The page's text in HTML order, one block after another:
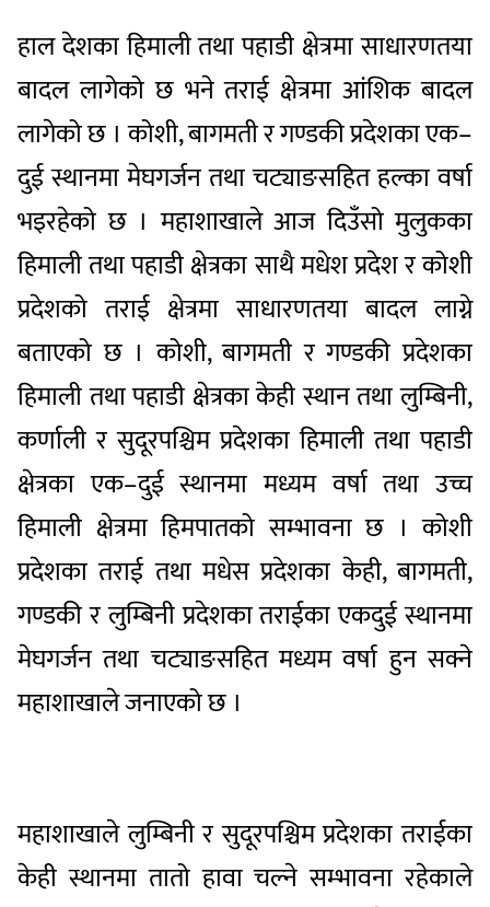
हाल देशका हिमाली तथा पहाडी क्षेत्रमा साधारणतया
बादल लागेको छ भने तराई क्षेत्रमा आंशिक बादल
लागेको छ । कोशी, बागमती र गण्डकी प्रदेशका एक–
दुई स्थानमा मेघगर्जन तथा चट्याङसहित हल्का वर्षा
भइरहेको छ । महाशाखाले आज दिउँसो मुलुकका
हिमाली तथा पहाडी क्षेत्रका साथै मधेश प्रदेश र कोशी
प्रदेशको तराई क्षेत्रमा साधारणतया बादल लाग्ने
बताएको छ । कोशी, बागमती र गण्डकी प्रदेशका
हिमाली तथा पहाडी क्षेत्रका केही स्थान तथा लुम्बिनी,
कर्णाली र सुदूरपश्चिम प्रदेशका हिमाली तथा पहाडी
क्षेत्रका एक–दुई स्थानमा मध्यम वर्षा तथा उच्च
हिमाली क्षेत्रमा हिमपातको सम्भावना छ । कोशी
प्रदेशका तराई तथा मधेस प्रदेशका केही, बागमती,
गण्डकी र लुम्बिनी प्रदेशका तराईका एकदुई स्थानमा
मेघगर्जन तथा चट्याङसहित मध्यम वर्षा हुन सक्ने
महाशाखाले जनाएको छ ।
महाशाखाले लुम्बिनी र सुदूरपश्चिम प्रदेशका तराईका
केही स्थानमा तातो हावा चल्ने सम्भावना रहेकाले